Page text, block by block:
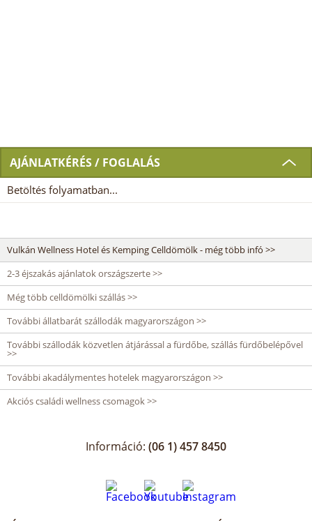
AJÁNLATKÉRÉS / FOGLALÁS
Betöltés folyamatban...
Vulkán Wellness Hotel és Kemping Celldömölk - még több infó >>
2-3 éjszakás ajánlatok országszerte >>
Még több celldömölki szállás >>
További állatbarát szállodák magyarországon >>
További szállodák közvetlen átjárással a fürdőbe, szállás fürdőbelépővel
>>
További akadálymentes hotelek magyarországon >>
Akciós családi wellness csomagok >>
Információ: (06 1) 457 8450